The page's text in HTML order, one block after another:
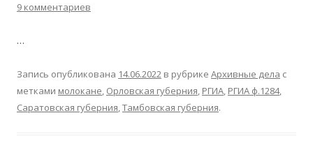
9 комментариев
…
Запись опубликована 14.06.2022 в рубрике Архивные дела с
метками молокане, Орловская губерния, РГИА, РГИА ф.1284,
Саратовская губерния,Тамбовская губерния.